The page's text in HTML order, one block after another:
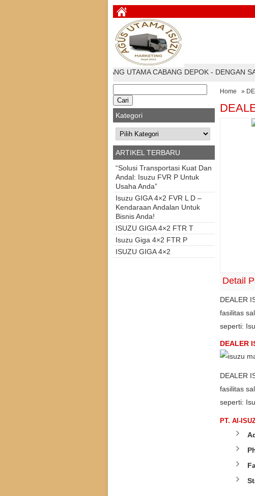
PT.KARYA ZIRANG UTAMA CABANG DEPOK - DENGAN SALES
Home »
Detail
DEALER
fasilitas
seperti:
DEALER
DEALER
fasilitas
seperti:
PT. AI-
untuk:
Kategori
Kategori
ARTIKEL TERBARU
“Solusi Transportasi Kuat Dan
Andal: Isuzu FVR P Untuk
Usaha Anda”
Isuzu GIGA 4×2 FVR L D –
Kendaraan Andalan Untuk
Bisnis Anda!
ISUZU GIGA 4×2 FTR T
Isuzu Giga 4×2 FTR P
ISUZU GIGA 4×2